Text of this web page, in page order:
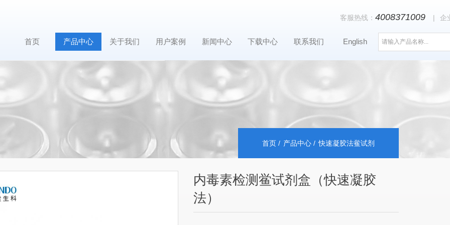
首页 产品中心 关于我们 用户案例 新闻中心 下载中心 联系我们 English
客服热线： 4008371009 | 企
首页 产品中心 快速凝胶法鲎试剂
内毒素检测鲎试剂盒（快速凝胶
法）